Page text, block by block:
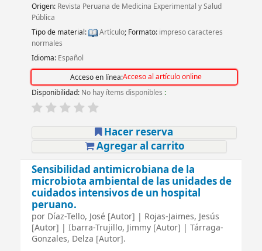
Origen: Revista Peruana de Medicina Experimental y Salud
Pública
Tipo de material:
Artículo; Formato: impreso caracteres
normales
Idioma: Español
Acceso en línea:Acceso al artículo online
Disponibilidad: No hay ítems disponibles :
Hacer reserva
Agregar al carrito
Sensibilidad antimicrobiana de la
microbiota ambiental de las unidades de
cuidados intensivos de un hospital
peruano.
por Díaz-Tello, José[Autor] | Rojas-Jaimes, Jesús
[Autor] | Ibarra-Trujillo, Jimmy[Autor] | Tárraga-
Gonzales, Delza [Autor].